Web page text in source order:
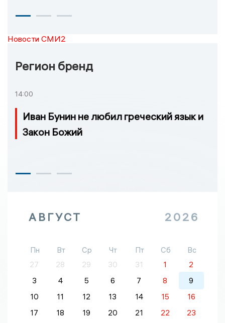
Новости СМИ2
Регион бренд
14:00
Иван Бунин не любил греческий язык и
Закон Божий
АВГУСТ 2026
Пн Вт Ср Чт Пт Сб
Вс
27
28 29 30 31 1
2
3
4 5 6 7 8
9
10
11 12 13 14 15
16
17
18 19 20 21 22 23